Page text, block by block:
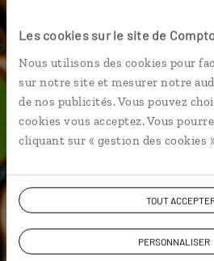
Les cookies sur le site de
Nous utilisons des cookies pour
sur notre site et mesurer notre
de nos publicités. Vous pouvez
cookies vous acceptez. Vous
cliquant sur « gestion des cookies
TOUT
PERSONNALISER
Aurélie,
spécialiste
Lire son
Suivez vos envies et
Ils sauront organiser votre
Échangez en face à face